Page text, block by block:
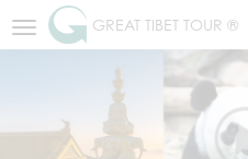
GREAT TIBET TOUR ®